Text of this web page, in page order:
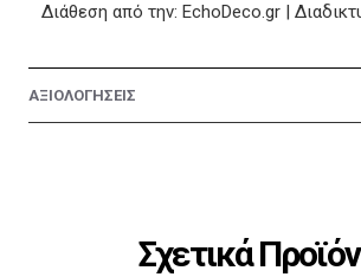
Διάθεση από την: EchoDeco.gr |
ΑΞΙΟΛΟΓΗΣΕΙΣ
Σχετικά